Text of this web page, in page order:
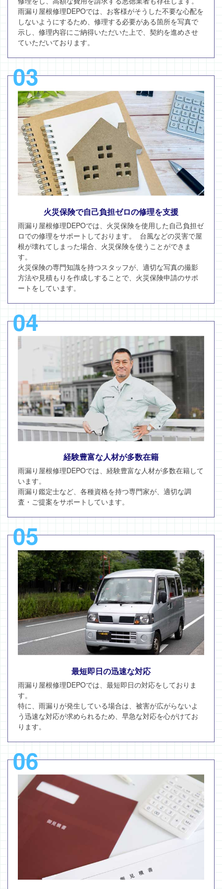
雨漏り屋根修理DEPOでは、お客様がそうした不要な心配を
しないようにするため、修理する必要がある箇所を写真で
示し、修理内容にご納得いただいた上で、契約を進めさせ
ていただいております。
03
火災保険で自己負担ゼロの修理を支援
雨漏り屋根修理DEPOでは、火災保険を使用した自己負担ゼ
ロでの修理をサポートしております。 台風などの災害で屋
根が壊れてしまった場合、火災保険を使うことができま
す。
火災保険の専門知識を持つスタッフが、適切な写真の撮影
方法や見積もりを作成しすることで、火災保険申請のサポ
ートをしています。
04
経験豊富な人材が多数在籍
雨漏り屋根修理DEPOでは、経験豊富な人材が多数在籍して
います。
雨漏り鑑定士など、各種資格を持つ専門家が、適切な調
査・ご提案をサポートしています。
05
最短即日の迅速な対応
雨漏り屋根修理DEPOでは、最短即日の対応をしておりま
す。
特に、雨漏りが発生している場合は、被害が広がらないよ
う迅速な対応が求められるため、早急な対応を心がけてお
ります。
06